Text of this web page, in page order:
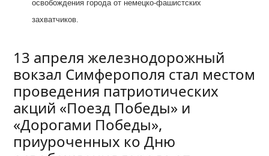
освобождения города от немецко-фашистских
захватчиков.
13 апреля железнодорожный
вокзал Симферополя стал местом
проведения патриотических
акций «Поезд Победы» и
«Дорогами Победы»,
приуроченных ко Дню